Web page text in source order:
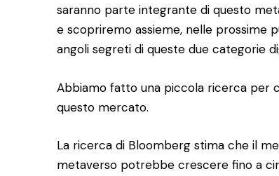
saranno parte integrante di questo
e scopriremo assieme, nelle prossime
angoli segreti di queste due categorie
Abbiamo fatto una piccola ricerca per
questo mercato.
La ricerca di Bloomberg stima che il
metaverso potrebbe crescere fino a